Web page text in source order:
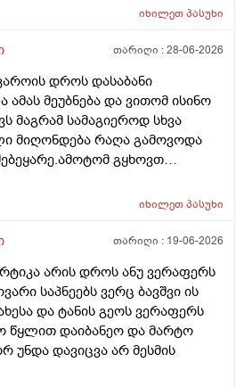
მაგრამ ყველაფერზე
მირჩიეთ დამპუნი რა რომ
რომ ვიყიდო ბაბეზ3
ბიბცოანის საპობს იტანს
აოხმაროა და ასე მგონია
ბაბე მახლევს ქავილს ბიბჩენი
სიმშრალისგან მექავება
აქვს ბუბჩენს
იხილეთპასუხი
თარიღი :28-06-2026
დროს დასაბანი
ამას მეუბნება და ვითომ ისინო
მაგრამ სამაგიეროდ სხვა
მიღონდება რაღა გამოვოდა
გყხოვთ
თაფლით რომ აროს იმას და
ვიყიდო იმად?
იხილეთპასუხი
თარიღი : 19-06-2026
არის დროს ანუ ვერაფერს
საპნეებს ვერც ბავშვი ის
და ტანის გეოს ვერაფერს
წყლით დაიბანეო და მარტო
უნდა დავიცვა არ მესმის